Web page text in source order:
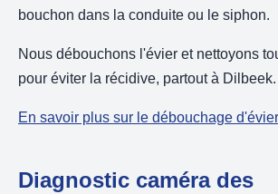
bouchon dans la conduite ou le siphon.
Nous débouchons l'évier et nettoyons
pour éviter la récidive, partout à Dilbeek.
En savoir plus sur le débouchage d'évier
Diagnostic caméra des